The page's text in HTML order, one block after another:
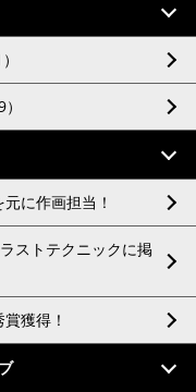
に作画担当！
ストテクニックに掲
獲得！